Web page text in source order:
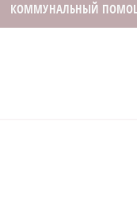
КОММУНАЛЬНЫЙ